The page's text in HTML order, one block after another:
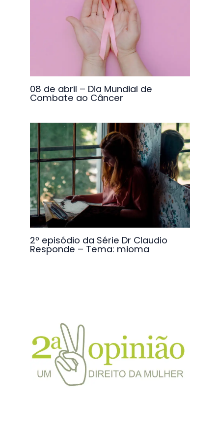
08 de abril – Dia Mundial de
Combate ao Câncer
2º episódio da Série Dr Claudio
Responde – Tema: mioma